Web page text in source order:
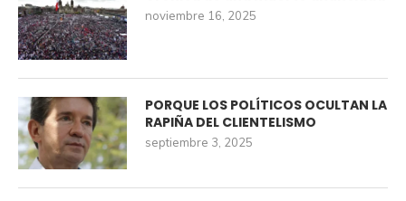
noviembre 16, 2025
PORQUE LOS POLÍTICOS OCULTAN LA
RAPIÑA DEL CLIENTELISMO
septiembre 3, 2025